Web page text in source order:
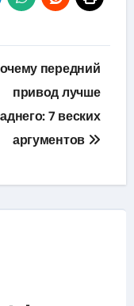
передний
привод лучше
7 веских
аргументов